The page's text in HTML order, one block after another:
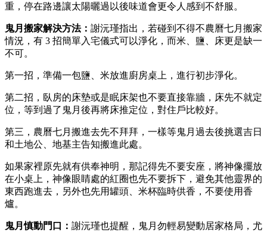
重，停在路邊讓太陽曬過以後味道會更令人感到不舒服。
鬼月搬家解決方法： 謝沅瑾指出，若碰到不得不農曆七月搬家
情況，有 3 招簡單入宅儀式可以淨化，而米、鹽、床更是缺一
不可。
第一招，準備一包鹽、米放進廚房桌上，進行初步淨化。
第二招，臥房的床墊或是眠床架也不要直接靠牆，床先不就定
位，等到過了鬼月後再將床推定位，對住戶比較好。
第三，農曆七月搬進去先不拜拜，一樣等鬼月過去後挑選吉日
和土地公、地基主告知搬進此處。
如果家裡原先就有供奉神明，那記得先不要安座，將神像擺放
在小桌上，神像眼睛處的紅圈也先不要拆下，避免其他靈界的
東西跑進去，另外也先用罐頭、米杯臨時供香，不要使用香
爐。
鬼月慎動門口： 謝沅瑾也提醒，鬼月勿輕易變動居家格局，尤